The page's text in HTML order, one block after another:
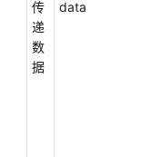
传
递
数
据
data